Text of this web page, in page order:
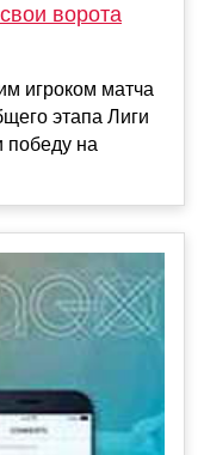
ворота
игроком матча
этапа Лиги
на